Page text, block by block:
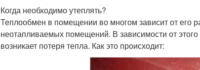
Когда необходимо утеплять?
Теплообмен в помещении во многом зависит от его
неотапливаемых помещений. В зависимости от
возникает потеря тепла. Как это происходит: